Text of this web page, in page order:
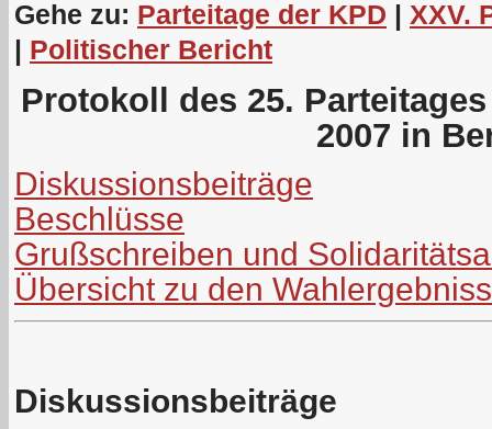
Gehe zu: Parteitage der KPD | XXV.
| Politischer Bericht
Protokoll des 25.
2007 in
Diskussionsbeiträge
Beschlüsse
Grußschreiben und
Übersicht zu den
Diskussionsbeiträge